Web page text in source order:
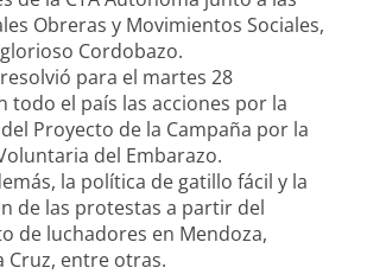
Obreras y Movimientos Sociales,
Cordobazo.
para el martes 28
todo el país las acciones por la
Proyecto de la Campaña por la
del Embarazo.
la política de gatillo fácil y la
de las protestas a partir del
de luchadores en Mendoza,
Cruz, entre otras.